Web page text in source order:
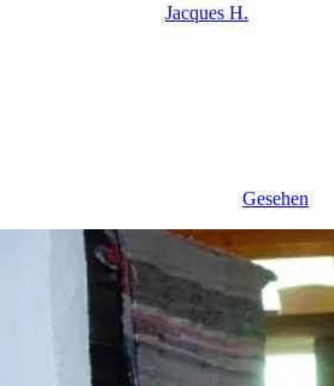
Jacques H.
Gesehen